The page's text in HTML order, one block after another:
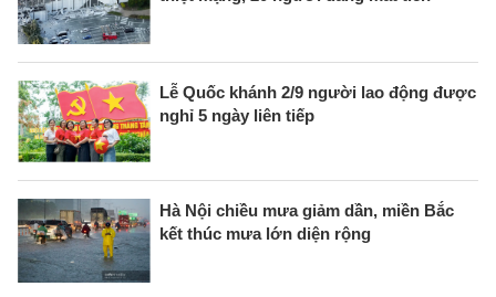
Lễ Quốc khánh 2/9 người lao động được
nghỉ 5 ngày liên tiếp
Hà Nội chiều mưa giảm dần, miền Bắc
kết thúc mưa lớn diện rộng